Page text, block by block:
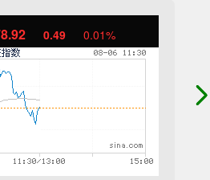
0.49 0.01%